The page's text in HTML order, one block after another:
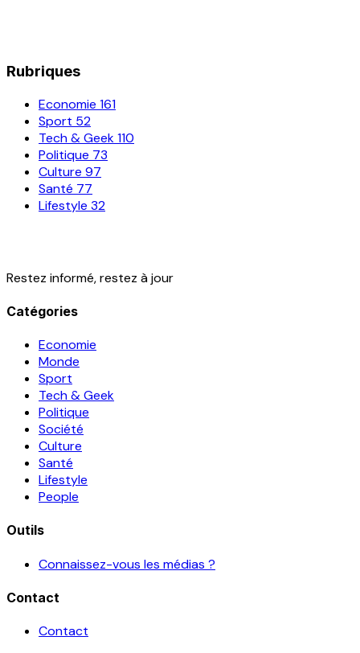
Rubriques
Economie 161
Sport 52
Tech & Geek110
Politique 73
Culture 97
Santé 77
Lifestyle 32
Restez informé, restez à jour
Catégories
Economie
Monde
Sport
Tech & Geek
Politique
Société
Culture
Santé
Lifestyle
People
Outils
Connaissez-vous les médias ?
Contact
Contact